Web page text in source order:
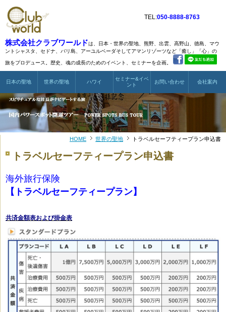
株式会社クラブワールドは、日本・世界の聖地、熊野、出雲、高野山、徳島、マウ
ントシャスタ、 セドナ、バリ島、アーユルベーダそしてアマンリゾーツなど 「癒し」「心」の
旅をプロデュース。歴史、魂の成長のためのイベント、セミナーを企画。
TEL:050-8888-8763
日本の聖地 世界の聖地 ハワイ
セミナー&イベ
ント
お問い合わせ 会社案内
HOME 世界の聖地 トラベルセーフティープラン申込書
トラベルセーフティープラン申込書
海外旅行保険
【トラベルセーフティープラン】
共済金額表および掛金表